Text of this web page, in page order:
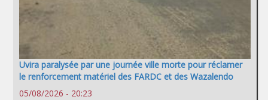
Uvira paralysée par une journée ville morte pour réclamer
le renforcement matériel des FARDC et des Wazalendo
05/08/2026 - 20:23